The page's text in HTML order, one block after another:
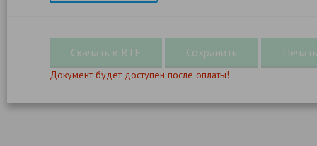
Документ будет доступен после оплаты!